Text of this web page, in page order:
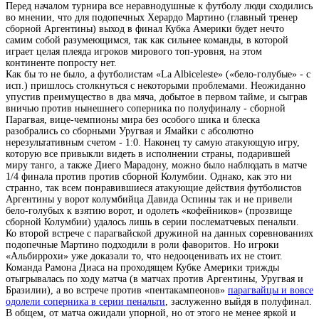
Перед началом турнира все неравнодушные к футболу люди сходились
во мнении, что для подопечных Херардо Мартино (главный тренер
сборной Аргентины) выход в финал Кубка Америки будет нечто
самим собой разумеющимся, так как сильнее команды, в которой
играет целая плеяда игроков мирового топ-уровня, на этом
континенте попросту нет.
Как бы то не было, а футболистам «La Albiceleste» («бело-голубые» - с
исп.) пришлось столкнуться с некоторыми проблемами. Неожиданно
упустив преимущество в два мяча, добытое в первом тайме, и сыграв
вничью против нынешнего соперника по полуфиналу - сборной
Парагвая, вице-чемпионы мира без особого шика и блеска
разобрались со сборными Уругвая и Ямайки с абсолютно
нерезультативным счетом - 1:0. Наконец ту самую атакующую игру,
которую все привыкли видеть в исполнении страны, подарившей
миру танго, а также Диего Марадону, можно было наблюдать в матче
1/4 финала против против сборной Колумбии. Однако, как это ни
странно, так всем понравившиеся атакующие действия футболистов
Аргентины у ворот колумбийца Давида Оспины так и не привели
бело-голубых к взятию ворот, и одолеть «кофейников» (прозвище
сборной Колумбии) удалось лишь в серии послематчевых пенальти.
Ко второй встрече с парагвайской дружиной на данных соревнованиях
подопечные Мартино подходили в роли фаворитов. Но игроки
«Альбиррохи» уже доказали то, что недооценивать их не стоит.
Команда Рамона Диаса на проходящем Кубке Америки трижды
отыгрывалась по ходу матча (в матчах против Аргентины, Уругвая и
Бразилии), а во встрече против «пентакампеонов» парагвайцы и вовсе
одолели соперника в серии пенальти, заслуженно выйдя в полуфинал.
В общем, от матча ожидали упорной, но от этого не менее яркой и